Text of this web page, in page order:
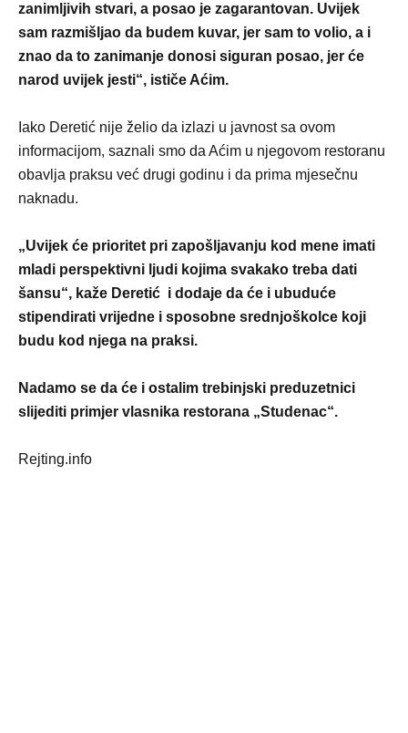
zanimljivih stvari, a posao je zagarantovan. Uvijek
sam razmišljao da budem kuvar, jer sam to volio, a i
znao da to zanimanje donosi siguran posao, jer će
narod uvijek jesti“, ističe Aćim.
Iako Deretić nije želio da izlazi u javnost sa ovom
informacijom, saznali smo da Aćim u njegovom restoranu
obavlja praksu već drugi godinu i da prima mjesečnu
naknadu.
„Uvijek će prioritet pri zapošljavanju kod mene imati
mladi perspektivni ljudi kojima svakako treba dati
šansu“, kaže Deretić i dodaje da će i ubuduće
stipendirati vrijedne i sposobne srednjoškolce koji
budu kod njega na praksi.
Nadamo se da će i ostalim trebinjski preduzetnici
slijediti primjer vlasnika restorana „Studenac“.
Rejting.info